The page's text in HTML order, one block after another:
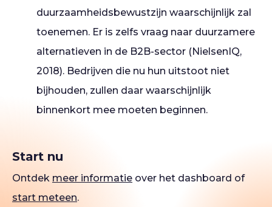
duurzaamheidsbewustzijn waarschijnlijk zal
toenemen. Er is zelfs vraag naar duurzamere
alternatieven in de B2B-sector (NielsenIQ,
2018). Bedrijven die nu hun uitstoot niet
bijhouden, zullen daar waarschijnlijk
binnenkort mee moeten beginnen.
Start nu
Ontdek meer informatie over het dashboard of
start meteen.